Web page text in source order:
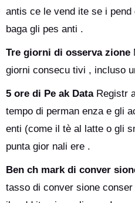
antis ce le vend ite se i
baga gli pes anti .
Tre giorni di osserva zione
giorni consecu tivi , incluso
5 ore di Pe ak DataRegistr
tempo di perman enza e gli
enti (come il tè al latte o gli
punta gior nali ere .
Ben ch mark di conver
tasso di conver sione